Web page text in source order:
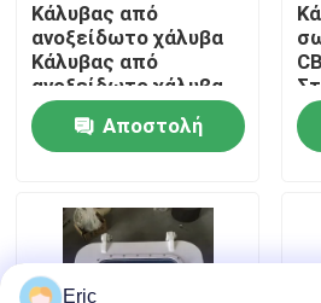
Ζητήστε ένα απόσπασμα
Company News
θαλάσσιες πόρτες
Θαλάσσια παράθυρα
Κάλυβας από
ανοξείδωτο χάλυβα
Κάλυβας από
ανοξείδωτο χάλυβα
Αποστολή
Eric